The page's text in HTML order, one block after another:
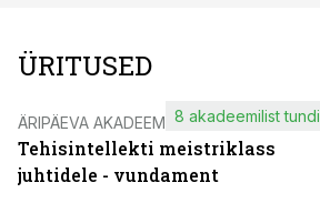
ÜRITUSED
ÄRIPÄEVA AKADEEMIA
Tehisintellekti meistriklass
juhtidele - vundament
8 akadeemilist tundi